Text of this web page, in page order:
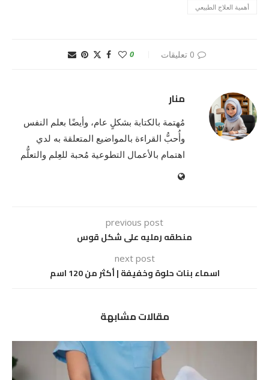
أهمية العلاج الطبيعي
0 تعليقات 0
منار
مُهتمة بالكتابة بشكلٍ عام، وأيضًا بعلم النفس
وأُحبُّ القراءة بالمواضيع المتعلقة به لدي
اهتمام بالأعمال التطوعية مُحبة للعِلم والتعلُّم
previous post
منطقه رمليه على شكل قوس
next post
اسماء بنات حلوة وخفيفة | أكثر من 120 اسم
مقالات مشابهة